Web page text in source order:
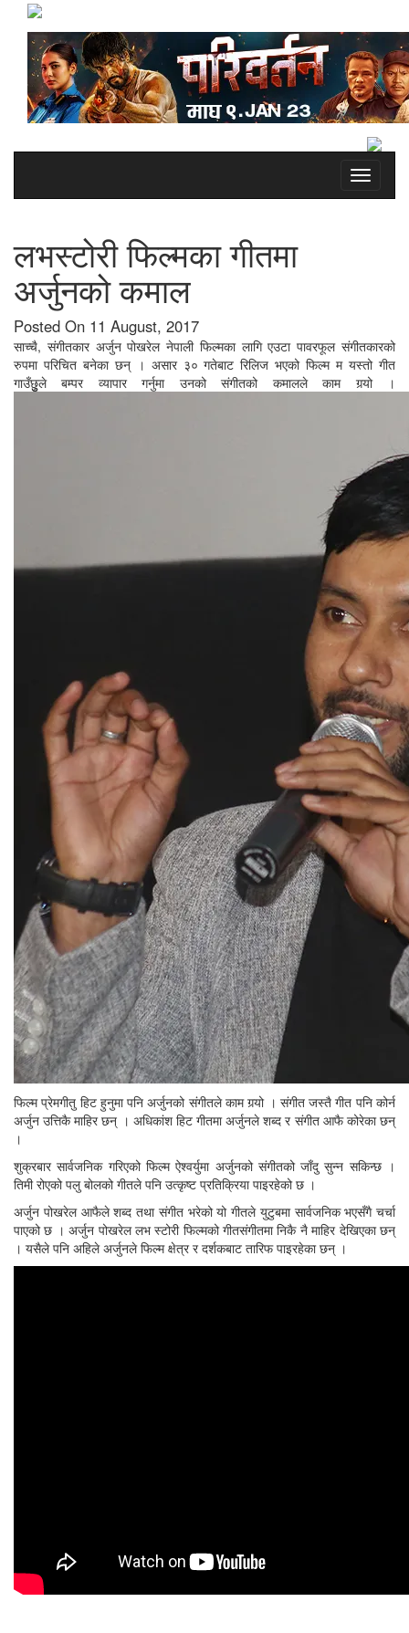
Toggle
लभस्टोरी फिल्मका गीतमा
अर्जुनको कमाल
Posted On 11 August, 2017
साच्चै, संगीतकार अर्जुन पोखरेल नेपाली फिल्मका लागि एउटा पावरफूल संगीतकारको
रुपमा परिचित बनेका छन् । असार ३० गतेबाट रिलिज भएको फिल्म म यस्तो गीत
गाउँछुुुले बम्पर व्यापार गर्नुमा उनको संगीतको कमालले काम गर्‍यो ।
फिल्म प्रेमगीतु हिट हुनुमा पनि अर्जुनको संगीतले काम गर्‍यो । संगीत जस्तै गीत पनि कोर्न
अर्जुन उत्तिकै माहिर छन् । अधिकांश हिट गीतमा अर्जुनले शब्द र संगीत आफै कोरेका छन्
।
शुक्रबार सार्वजनिक गरिएको फिल्म ऐश्वर्युमा अर्जुनको संगीतको जाँदु सुन्न सकिन्छ ।
तिमी रोएको पलु बोलको गीतले पनि उत्कृष्ट प्रतिक्रिया पाइरहेको छ ।
अर्जुन पोखरेल आफैले शब्द तथा संगीत भरेको यो गीतले युटुबमा सार्वजनिक भएसँगै चर्चा
पाएको छ । अर्जुन पोखरेल लभ स्टोरी फिल्मको गीतसंगीतमा निकै नै माहिर देखिएका छन्
। यसैले पनि अहिले अर्जुनले फिल्म क्षेत्र र दर्शकबाट तारिफ पाइरहेका छन् ।